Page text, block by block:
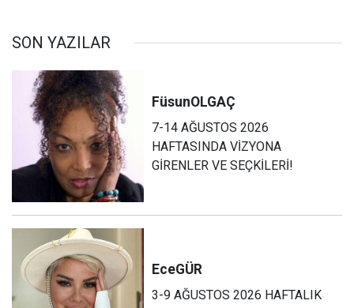
SON YAZILAR
FüsunOLGAÇ
7-14 AĞUSTOS 2026
HAFTASINDA VİZYONA
GİRENLER VE SEÇKİLERİ!
EceGÜR
3-9 AĞUSTOS 2026 HAFTALIK